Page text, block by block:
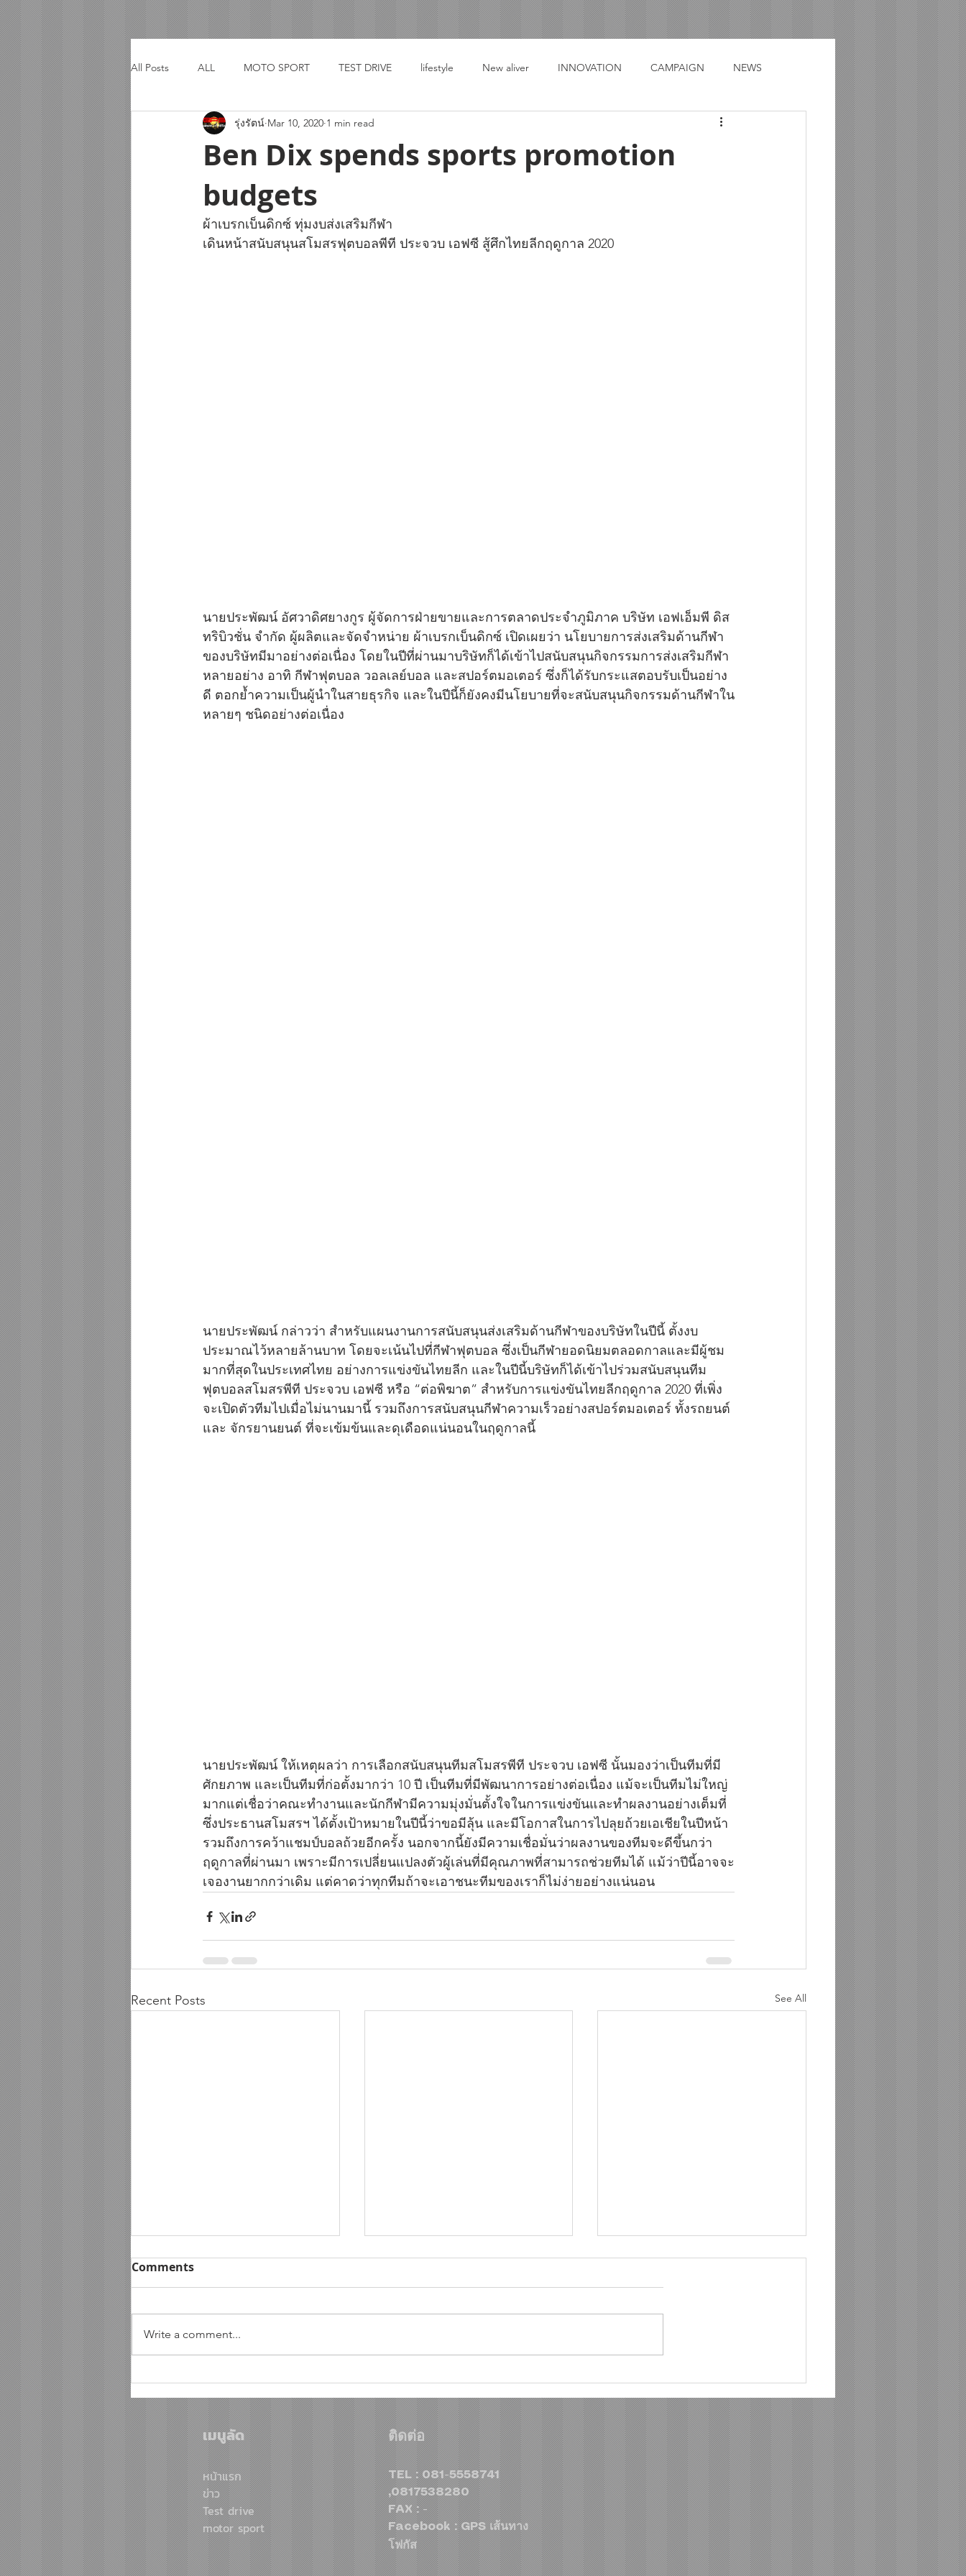
All Posts ALL MOTO SPORT TEST DRIVE lifestyle New aliver INNOVATION CAMPAIGN NEWS
TRIP
Ben Dix spends sports promotion
budgets
รุ่งรัตน์ Mar 10, 2020 1 min read
ผ้าเบรกเบ็นดิกซ์ ทุ่มงบส่งเสริมกีฬา
เดินหน้าสนับสนุนสโมสรฟุตบอลพีที ประจวบ เอฟซี สู้ศึกไทยลีกฤดูกาล 2020
นายประพัฒน์ อัศวาดิศยางกูร ผู้จัดการฝ่ายขายและการตลาดประจำภูมิภาค บริษัท เอฟเอ็มพี ดิส
ทริบิวชั่น จำกัด ผู้ผลิตและจัดจำหน่าย ผ้าเบรกเบ็นดิกซ์ เปิดเผยว่า นโยบายการส่งเสริมด้านกีฬา
ของบริษัทมีมาอย่างต่อเนื่อง โดยในปีที่ผ่านมาบริษัทก็ได้เข้าไปสนับสนุนกิจกรรมการส่งเสริมกีฬา
หลายอย่าง อาทิ กีฬาฟุตบอล วอลเลย์บอล และสปอร์ตมอเตอร์ ซึ่งก็ได้รับกระแสตอบรับเป็นอย่าง
ดี ตอกย้ำความเป็นผู้นำในสายธุรกิจ และในปีนี้ก็ยังคงมีนโยบายที่จะสนับสนุนกิจกรรมด้านกีฬาใน
หลายๆ ชนิดอย่างต่อเนื่อง
นายประพัฒน์ กล่าวว่า สำหรับแผนงานการสนับสนุนส่งเสริมด้านกีฬาของบริษัทในปีนี้ ตั้งงบ
ประมาณไว้หลายล้านบาท โดยจะเน้นไปที่กีฬาฟุตบอล ซึ่งเป็นกีฬายอดนิยมตลอดกาลและมีผู้ชม
มากที่สุดในประเทศไทย อย่างการแข่งขันไทยลีก และในปีนี้บริษัทก็ได้เข้าไปร่วมสนับสนุนทีม
ฟุตบอลสโมสรพีที ประจวบ เอฟซี หรือ “ต่อพิฆาต” สำหรับการแข่งขันไทยลีกฤดูกาล 2020 ที่เพิ่ง
จะเปิดตัวทีมไปเมื่อไม่นานมานี้ รวมถึงการสนับสนุนกีฬาความเร็วอย่างสปอร์ตมอเตอร์ ทั้งรถยนต์
และ จักรยานยนต์ ที่จะเข้มข้นและดุเดือดแน่นอนในฤดูกาลนี้
นายประพัฒน์ ให้เหตุผลว่า การเลือกสนับสนุนทีมสโมสรพีที ประจวบ เอฟซี นั้นมองว่าเป็นทีมที่มี
ศักยภาพ และเป็นทีมที่ก่อตั้งมากว่า 10 ปี เป็นทีมที่มีพัฒนาการอย่างต่อเนื่อง แม้จะเป็นทีมไม่ใหญ่
มากแต่เชื่อว่าคณะทำงานและนักกีฬามีความมุ่งมั่นตั้งใจในการแข่งขันและทำผลงานอย่างเต็มที่
ซึ่งประธานสโมสรฯ ได้ตั้งเป้าหมายในปีนี้ว่าขอมีลุ้น และมีโอกาสในการไปลุยถ้วยเอเชียในปีหน้า
รวมถึงการคว้าแชมป์บอลถ้วยอีกครั้ง นอกจากนี้ยังมีความเชื่อมั่นว่าผลงานของทีมจะดีขึ้นกว่า
ฤดูกาลที่ผ่านมา เพราะมีการเปลี่ยนแปลงตัวผู้เล่นที่มีคุณภาพที่สามารถช่วยทีมได้ แม้ว่าปีนี้อาจจะ
เจองานยากกว่าเดิม แต่คาดว่าทุกทีมถ้าจะเอาชนะทีมของเราก็ไม่ง่ายอย่างแน่นอน
Recent Posts See All
ฟอร์ดประกาศความพร้อมลุย
ศึกออฟโรด AXCR ปีที่ 4 ส่ง
แร็พเตอร์ 2 คัน ป้องกันแชมป์
พร้อมโชว์สมรรถนะระดับสูง
ฮุนไดขนทัพครบไลน์อัพลง
สนาม ส่งแคมเปญ “Hyundai
Game On, Deal On” ร่วม
เชียร์ไทย คว้าชัย ASEAN
Hyundai Cup™ 2026 พร้อม
ดีลแรงลดสูงสุด 500,000
บาท(1) จองและรับรถภายใน
วันที่ 31 สิงหาคม 2569 เท่านั้น
โตโยต้า ระเบิดความมันส์สนั่น
ใต้! ปิดฉากสนามแรก “Hilux
Revo Racing Mania 2026”
สุราษฎร์ธานี แฟนมอเตอร์
สปอร์ตแห่ร่วมงานล้นหลาม
Comments
Write a comment...
เมนูลัด
หน้าแรก
ข่าว
Test drive
motor sport
ติดต่อ
TEL : 081-5558741
,0817538280
FAX : -
Facebook : GPS เส้นทาง
โฟกัส